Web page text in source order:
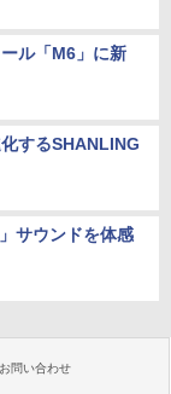
ル「M6」に新
するSHANLING
サウンドを体感
お問い合わせ